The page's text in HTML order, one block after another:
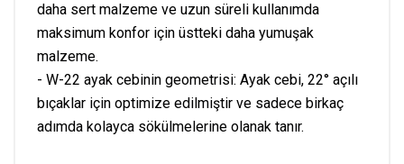
daha sert malzeme ve uzun süreli kullanımda
maksimum konfor için üstteki daha yumuşak
malzeme.
- W-22 ayak cebinin geometrisi: Ayak cebi, 22° açılı
bıçaklar için optimize edilmiştir ve sadece birkaç
adımda kolayca sökülmelerine olanak tanır.